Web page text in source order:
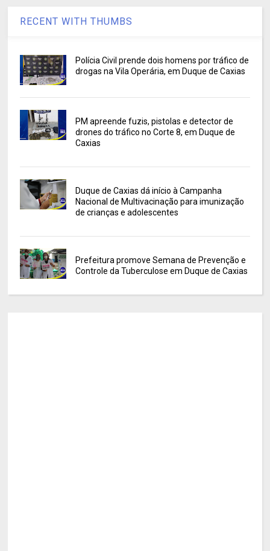
RECENT WITH THUMBS
Polícia Civil prende dois homens por tráfico de
drogas na Vila Operária, em Duque de Caxias
PM apreende fuzis, pistolas e detector de
drones do tráfico no Corte 8, em Duque de
Caxias
Duque de Caxias dá início à Campanha
Nacional de Multivacinação para imunização
de crianças e adolescentes
Prefeitura promove Semana de Prevenção e
Controle da Tuberculose em Duque de Caxias